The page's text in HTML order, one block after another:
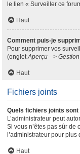
le lien « Surveiller ce
Haut
Comment puis-je
Pour supprimer vos
(ongletAperçu -->
Haut
Fichiers joints
Quels fichiers joints
L’administrateur peut
Si vous n’êtes pas sûr de
l’administrateur pour plus
Haut